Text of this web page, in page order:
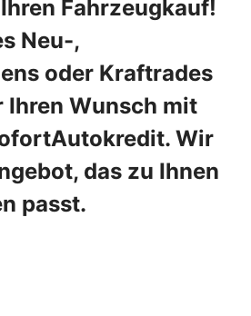
Fahrzeugkauf!
Neu-,
oder Kraftrades
Wunsch mit
Wir
das zu Ihnen
passt.